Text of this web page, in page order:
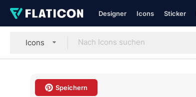
Designer Icons Sticker
Icons
Speichern